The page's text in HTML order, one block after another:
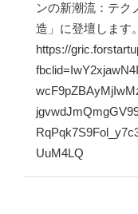
ンの新潮流：テク
造」に登壇します。
https://
UuM4LQ